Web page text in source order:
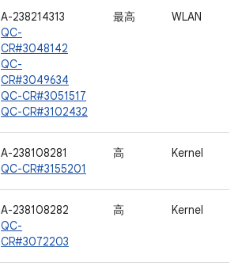
A-238214313
QC-
CR#3048142
QC-
CR#3049634
QC-CR#3051517
QC-CR#3102432
最高 WLAN
A-238108281
QC-CR#3155201
高 Kernel
A-238108282
QC-
CR#3072203
高 Kernel